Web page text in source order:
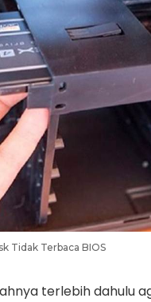
Tidak Terbaca BIOS
terlebih dahulu